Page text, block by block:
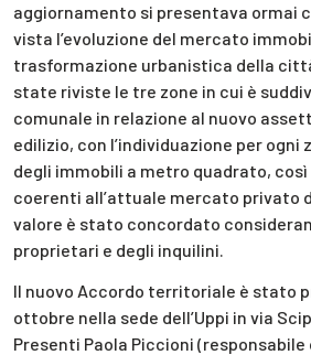
aggiornamento si presentava ormai
vista l’evoluzione del mercato
trasformazione urbanistica della
state riviste le tre zone in cui è
comunale in relazione al nuovo
edilizio, con l’individuazione per ogni
degli immobili a metro quadrato, così
coerenti all’attuale mercato privato
valore è stato concordato
proprietari e degli inquilini.
Il nuovo Accordo territoriale è stato
ottobre nella sede dell’Uppi in via
Presenti Paola Piccioni (responsabile